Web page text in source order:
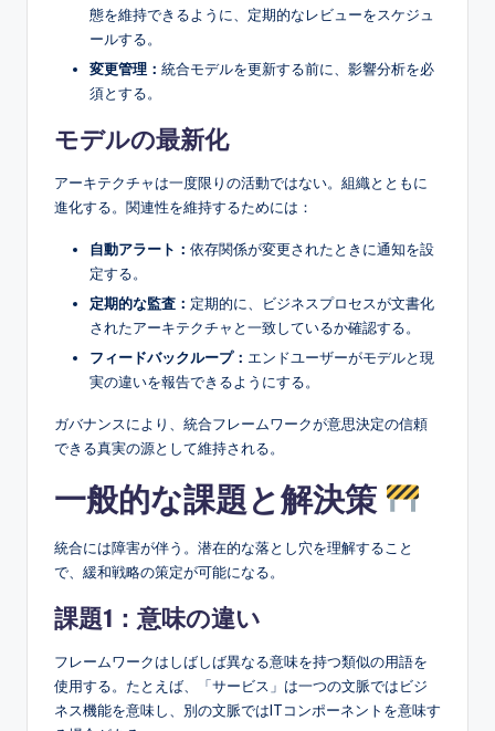
態を維持できるように、定期的なレビューをスケジュ
ールする。
変更管理： 統合モデルを更新する前に、影響分析を必
須とする。
モデルの最新化
アーキテクチャは一度限りの活動ではない。組織とともに
進化する。関連性を維持するためには：
自動アラート： 依存関係が変更されたときに通知を設
定する。
定期的な監査： 定期的に、ビジネスプロセスが文書化
されたアーキテクチャと一致しているか確認する。
フィードバックループ： エンドユーザーがモデルと現
実の違いを報告できるようにする。
ガバナンスにより、統合フレームワークが意思決定の信頼
できる真実の源として維持される。
一般的な課題と解決策
統合には障害が伴う。潜在的な落とし穴を理解すること
で、緩和戦略の策定が可能になる。
課題1：意味の違い
フレームワークはしばしば異なる意味を持つ類似の用語を
使用する。たとえば、「サービス」は一つの文脈ではビジ
ネス機能を意味し、別の文脈ではITコンポーネントを意味す